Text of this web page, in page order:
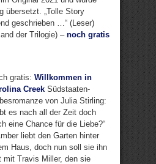
übersetzt. „Tolle Story
geschrieben …“ (Leser)
der Trilogie) – noch gratis
gratis: Willkommen in
Creek Südstaaten-
von Julia Stirling:
es nach all der Zeit doch
eine Chance für die Liebe?“
liebt den Garten hinter
Haus, doch nun soll sie ihn
mit Travis Miller, den sie